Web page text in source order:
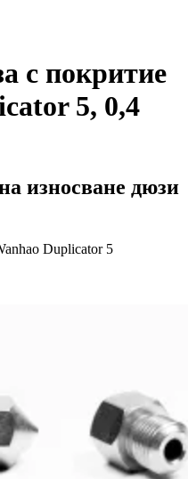
с покритие
5, 0,4
износване дюзи
Duplicator 5